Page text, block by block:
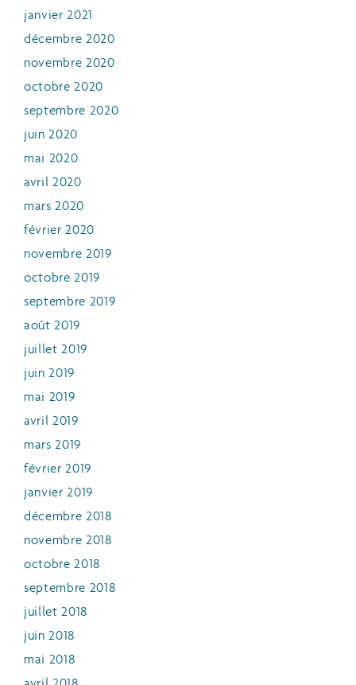
janvier 2021
décembre 2020
novembre 2020
octobre 2020
septembre 2020
juin 2020
mai 2020
avril 2020
mars 2020
février 2020
novembre 2019
octobre 2019
septembre 2019
août 2019
juillet 2019
juin 2019
mai 2019
avril 2019
mars 2019
février 2019
janvier 2019
décembre 2018
novembre 2018
octobre 2018
septembre 2018
juillet 2018
juin 2018
mai 2018